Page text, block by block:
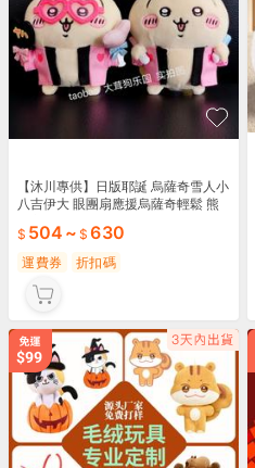
【沐川專供】日版耶誕 烏薩奇雪人小
八吉伊大 眼團扇應援烏薩奇輕鬆 熊
504 ~ 630
運費券 折扣碼